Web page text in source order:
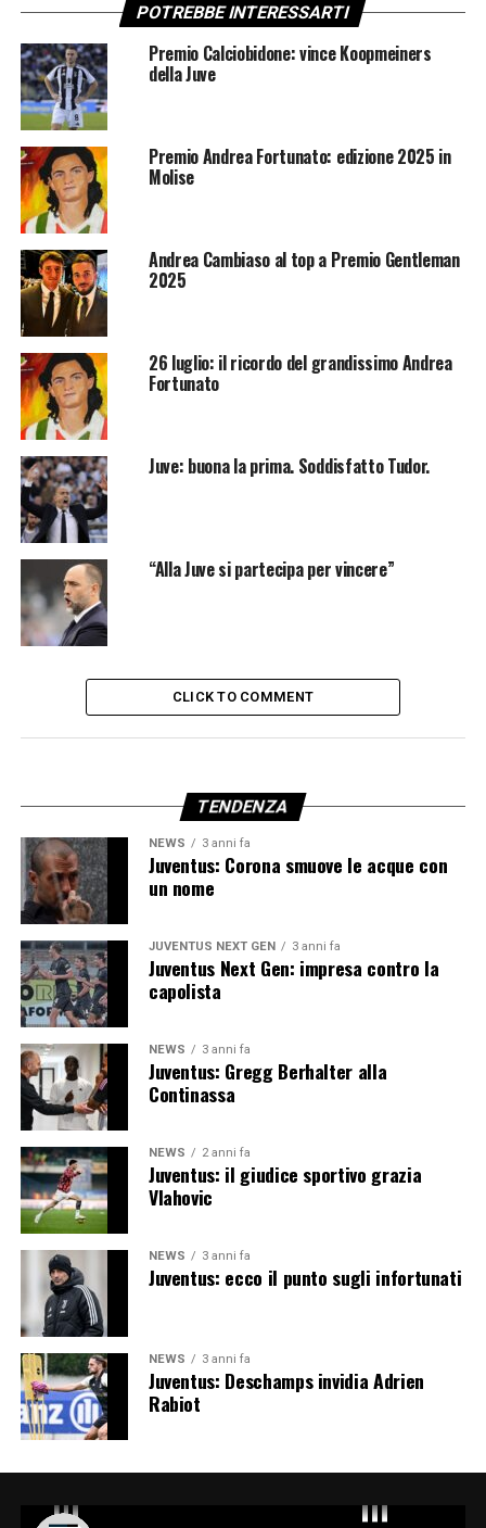
POTREBBE INTERESSARTI
Premio Calciobidone: vince Koopmeiners
della Juve
Premio Andrea Fortunato: edizione 2025 in
Molise
Andrea Cambiaso al top a Premio Gentleman
2025
26 luglio: il ricordo del grandissimo Andrea
Fortunato
Juve: buona la prima. Soddisfatto Tudor.
“Alla Juve si partecipa per vincere”
CLICK TO COMMENT
TENDENZA
NEWS 3 anni fa
Juventus: Corona smuove le acque con
un nome
JUVENTUS NEXT GEN 3 anni fa
Juventus Next Gen: impresa contro la
capolista
NEWS 3 anni fa
Juventus: Gregg Berhalter alla
Continassa
NEWS 2 anni fa
Juventus: il giudice sportivo grazia
Vlahovic
NEWS 3 anni fa
Juventus: ecco il punto sugli infortunati
NEWS 3 anni fa
Juventus: Deschamps invidia Adrien
Rabiot